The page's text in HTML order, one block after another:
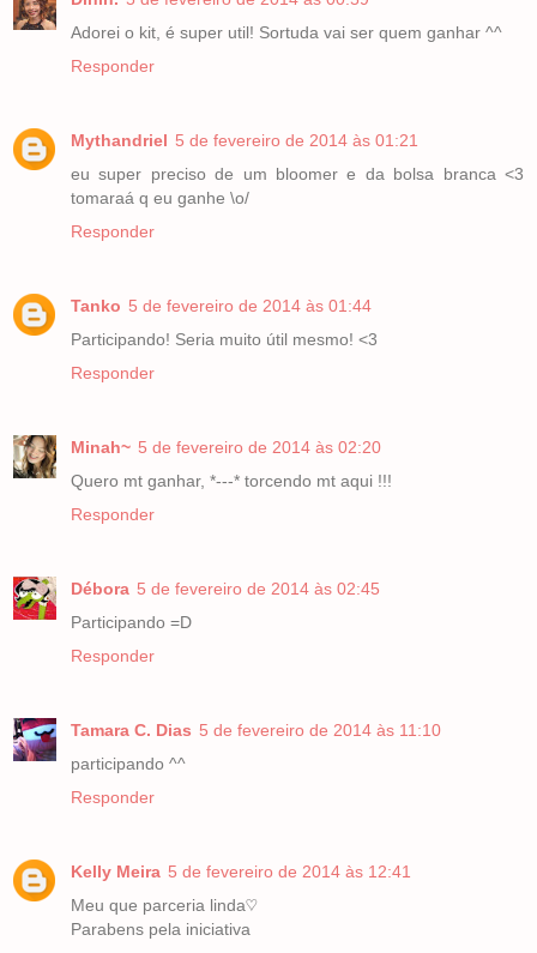
Adorei o kit, é super util! Sortuda vai ser quem ganhar ^^
Responder
Mythandriel 5 de fevereiro de 2014 às 01:21
eu super preciso de um bloomer e da bolsa branca <3
tomaraá q eu ganhe \o/
Responder
Tanko 5 de fevereiro de 2014 às 01:44
Participando! Seria muito útil mesmo! <3
Responder
Minah~ 5 de fevereiro de 2014 às 02:20
Quero mt ganhar, *---* torcendo mt aqui !!!
Responder
Débora 5 de fevereiro de 2014 às 02:45
Participando =D
Responder
Tamara C. Dias 5 de fevereiro de 2014 às 11:10
participando ^^
Responder
Kelly Meira 5 de fevereiro de 2014 às 12:41
Meu que parceria linda♡
Parabens pela iniciativa